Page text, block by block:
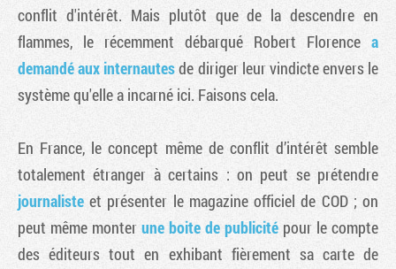
conflit d'intérêt. Mais plutôt que de la descendre en
flammes, le récemment débarqué Robert Florence a
demandé aux internautesde diriger leur vindicte envers le
système qu'elle a incarné ici. Faisons cela.
En France, le concept même de conflit d’intérêt semble
totalement étranger à certains : on peut se prétendre
journaliste et présenter le magazine officiel de COD ; on
peut même monter une boite de publicité pour le compte
des éditeurs tout en exhibant fièrement sa carte de